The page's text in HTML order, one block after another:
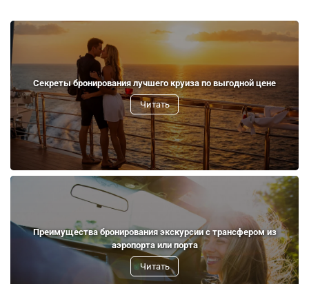
Секреты бронирования лучшего круиза по выгодной цене
Читать
Преимущества бронирования экскурсии с трансфером из
аэропорта или порта
Читать